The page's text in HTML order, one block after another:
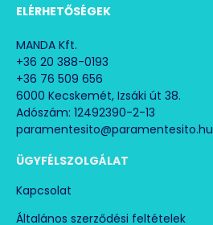
ELÉRHETŐSÉGEK
MANDA Kft.
+36 20 388-0193
+36 76 509 656
6000 Kecskemét, Izsáki út 38.
Adószám: 12492390-2-13
paramentesito@paramentesito.hu
ÜGYFÉLSZOLGÁLAT
Kapcsolat
Általános szerződési feltételek